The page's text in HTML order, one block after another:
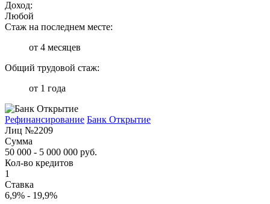
Доход:
Любой
Стаж на последнем месте:
от 4 месяцев
Общий трудовой стаж:
от 1 года
Рефинансирование Банк Открытие
Лиц №2209
Сумма
50 000 - 5 000 000 руб.
Кол-во кредитов
1
Ставка
6,9% - 19,9%